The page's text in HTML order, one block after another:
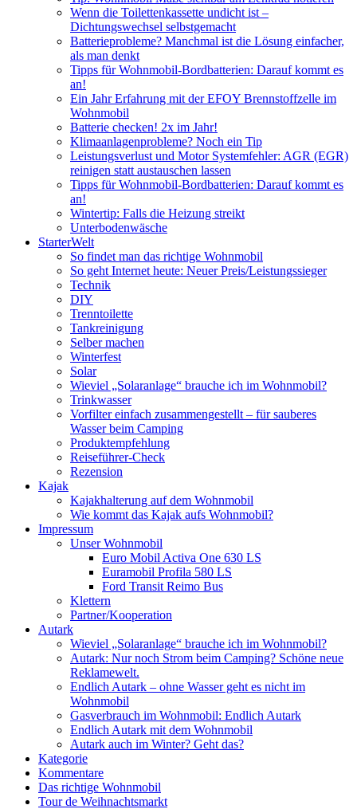
Wenn die Toilettenkassette undicht ist –
Dichtungswechsel selbstgemacht
Batterieprobleme? Manchmal ist die Lösung einfacher,
als man denkt
Tipps für Wohnmobil-Bordbatterien: Darauf kommt es
an!
Ein Jahr Erfahrung mit der EFOY Brennstoffzelle im
Wohnmobil
Batterie checken! 2x im Jahr!
Klimaanlagenprobleme? Noch ein Tip
Leistungsverlust und Motor Systemfehler: AGR (EGR)
reinigen statt austauschen lassen
Tipps für Wohnmobil-Bordbatterien: Darauf kommt es
an!
Wintertip: Falls die Heizung streikt
Unterbodenwäsche
StarterWelt
So findet man das richtige Wohnmobil
So geht Internet heute: Neuer Preis/Leistungssieger
Technik
DIY
Trenntoilette
Tankreinigung
Selber machen
Winterfest
Solar
Wieviel „Solaranlage“ brauche ich im Wohnmobil?
Trinkwasser
Vorfilter einfach zusammengestellt – für sauberes
Wasser beim Camping
Produktempfehlung
Reiseführer-Check
Rezension
Kajak
Kajakhalterung auf dem Wohnmobil
Wie kommt das Kajak aufs Wohnmobil?
Impressum
Unser Wohnmobil
Euro Mobil Activa One 630 LS
Euramobil Profila 580 LS
Ford Transit Reimo Bus
Klettern
Partner/Kooperation
Autark
Wieviel „Solaranlage“ brauche ich im Wohnmobil?
Autark: Nur noch Strom beim Camping? Schöne neue
Reklamewelt.
Endlich Autark – ohne Wasser geht es nicht im
Wohnmobil
Gasverbrauch im Wohnmobil: Endlich Autark
Endlich Autark mit dem Wohnmobil
Autark auch im Winter? Geht das?
Kategorie
Kommentare
Das richtige Wohnmobil
Tour de Weihnachtsmarkt